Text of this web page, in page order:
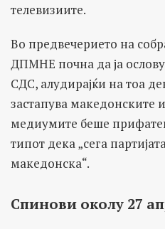
телевизиите.
Во предвечерието на
ДПМНЕ почна да ја
СДС, алудирајќи на тоа
застапува македонските
медиумите беше
типот дека „сега
македонска“.
Спинови околу 27